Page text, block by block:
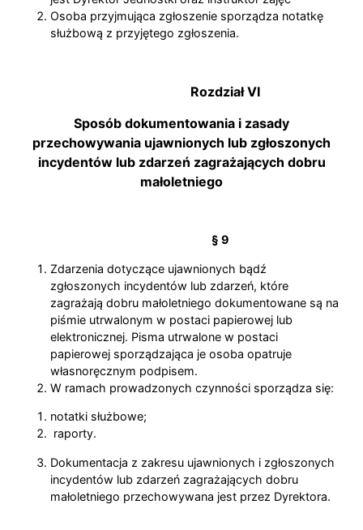
Osoba przyjmująca zgłoszenie sporządza notatkę
służbową z przyjętego zgłoszenia.
Rozdział VI
Sposób dokumentowania i zasady
przechowywania ujawnionych lub zgłoszonych
incydentów lub zdarzeń zagrażających dobru
małoletniego
§ 9
Zdarzenia dotyczące ujawnionych bądź
zgłoszonych incydentów lub zdarzeń, które
zagrażają dobru małoletniego dokumentowane są na
piśmie utrwalonym w postaci papierowej lub
elektronicznej. Pisma utrwalone w postaci
papierowej sporządzająca je osoba opatruje
własnoręcznym podpisem.
W ramach prowadzonych czynności sporządza się:
notatki służbowe;
raporty.
Dokumentacja z zakresu ujawnionych i zgłoszonych
incydentów lub zdarzeń zagrażających dobru
małoletniego przechowywana jest przez Dyrektora.